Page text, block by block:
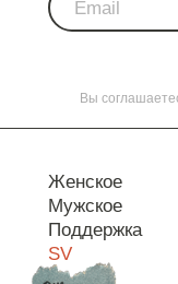
Вы
Женское
Мужское
Поддержка
SV